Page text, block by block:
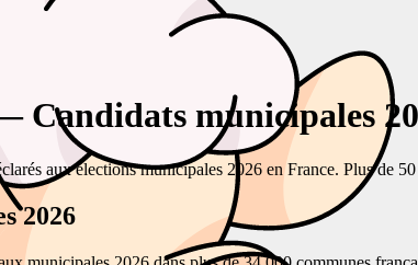
Candidats municipales
aux élections municipales 2026 en France. Plus de
2026